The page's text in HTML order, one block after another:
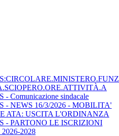
- Comunicazione sindacale
- NEWS 16/3/2026 - MOBILITA'
ATA: USCITA L'ORDINANZA
- PARTONO LE ISCRIZIONI
2028